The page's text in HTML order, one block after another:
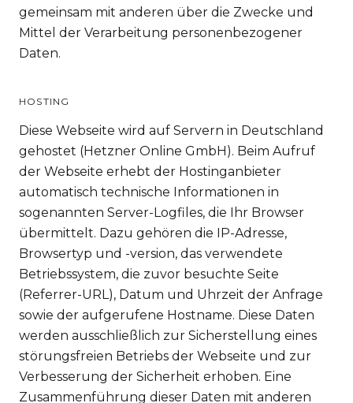
gemeinsam mit anderen über die Zwecke und
Mittel der Verarbeitung personenbezogener
Daten.
HOSTING
Diese Webseite wird auf Servern in Deutschland
gehostet (Hetzner Online GmbH). Beim Aufruf
der Webseite erhebt der Hostinganbieter
automatisch technische Informationen in
sogenannten Server-Logfiles, die Ihr Browser
übermittelt. Dazu gehören die IP-Adresse,
Browsertyp und -version, das verwendete
Betriebssystem, die zuvor besuchte Seite
(Referrer-URL), Datum und Uhrzeit der Anfrage
sowie der aufgerufene Hostname. Diese Daten
werden ausschließlich zur Sicherstellung eines
störungsfreien Betriebs der Webseite und zur
Verbesserung der Sicherheit erhoben. Eine
Zusammenführung dieser Daten mit anderen